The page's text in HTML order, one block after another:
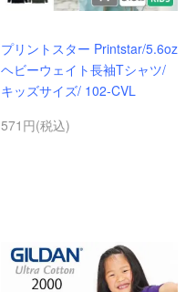
プリントスター Printstar/5.6oz
ヘビーウェイト長袖Tシャツ/
キッズサイズ/ 102-CVL
571円(税込)